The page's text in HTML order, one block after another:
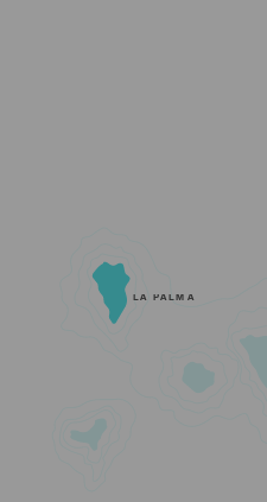
LA PALMA